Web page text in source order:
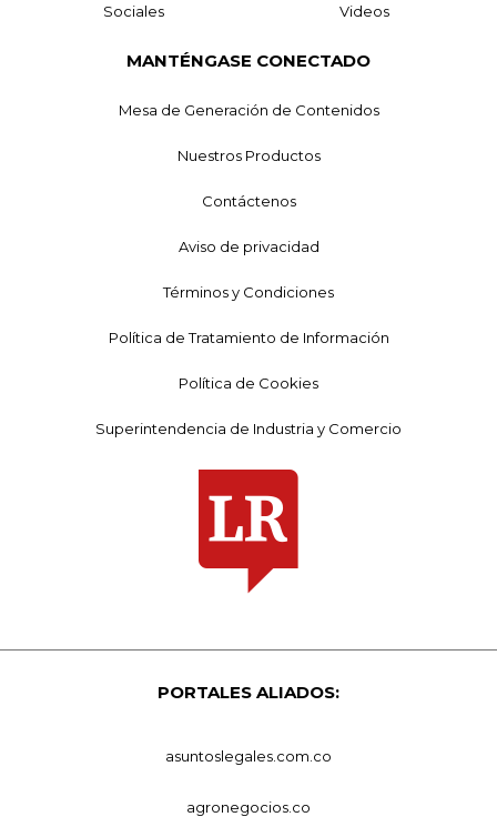
Sociales Videos
MANTÉNGASE CONECTADO
Mesa de Generación de Contenidos
Nuestros Productos
Contáctenos
Aviso de privacidad
Términos y Condiciones
Política de Tratamiento de Información
Política de Cookies
Superintendencia de Industria y Comercio
PORTALES ALIADOS:
asuntoslegales.com.co
agronegocios.co